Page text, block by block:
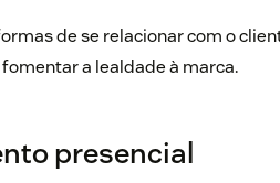
de se relacionar com o
a lealdade à marca.
presencial